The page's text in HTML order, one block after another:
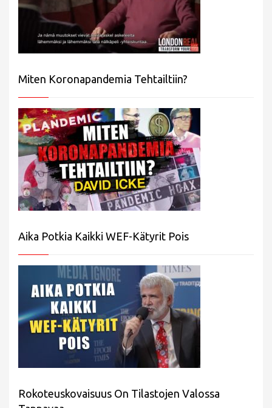
Miten Koronapandemia Tehtailtiin?
Aika Potkia Kaikki WEF-Kätyrit Pois
Rokoteuskovaisuus On Tilastojen Valossa